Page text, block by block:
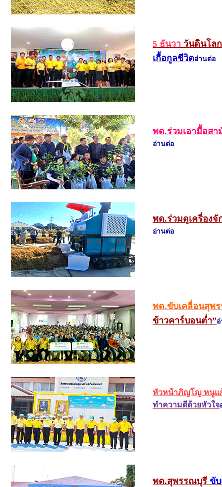
5 ธันวา วันดินโล
เกื้อกูลชีวิตอ่านต่อ
พด.ร่วมเอามื้อส
อ่านต่อ
พด.ร่วมดูเครื่อง
อ่านต่อ
พด.ขับเคลื่อนสุพ
ข้าวคาร์บอนต่ำ”
หัวหน้าภิญโญ หนูแ
ทำความดีด้วยหัวใจ
พด.สุพรรณบุรี ขั